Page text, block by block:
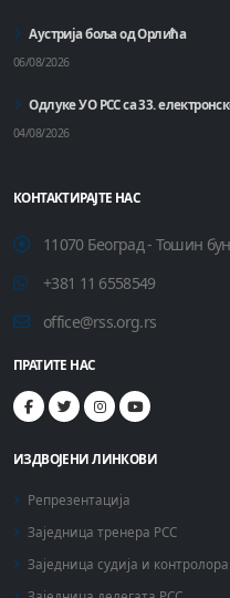
Аустрија боља од Орлића
06/08/2026
Одлуке УО РСС са 33.
04/08/2026
КОНТАКТИРАЈТЕ НАС
11070 Београд - Тошин
+381 11 6558549
office@rss.org.rs
ПРАТИТЕ НАС
ИЗДВОЈЕНИ ЛИНКОВИ
Репрезентација
Заједница тренера РСС
Заједница судија и